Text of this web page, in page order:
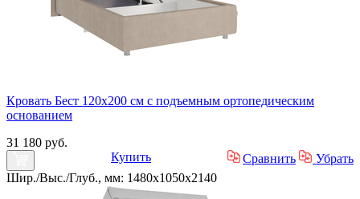
Кровать Бест 120х200 см с подъемным ортопедическим
основанием
31 180 руб.
Купить
Сравнить
Убрать
Шир./Выс./Глуб., мм: 1480x1050x2140